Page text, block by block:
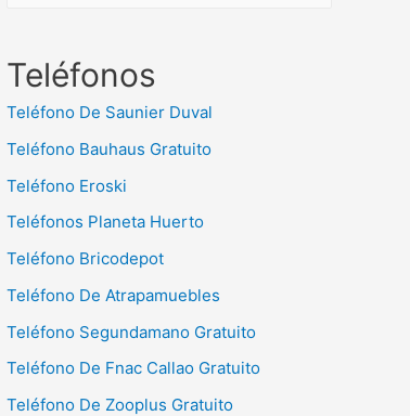
c
Teléfonos
Teléfono De Saunier Duval
Teléfono Bauhaus Gratuito
Teléfono Eroski
Teléfonos Planeta Huerto
Teléfono Bricodepot
Teléfono De Atrapamuebles
Teléfono Segundamano Gratuito
Teléfono De Fnac Callao Gratuito
Teléfono De Zooplus Gratuito